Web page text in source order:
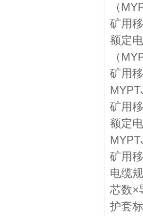
（
矿用
额定
（
矿用
矿用
额定
矿用
电
芯数×
护套